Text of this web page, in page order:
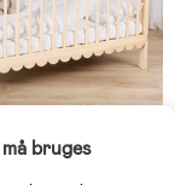
bruges